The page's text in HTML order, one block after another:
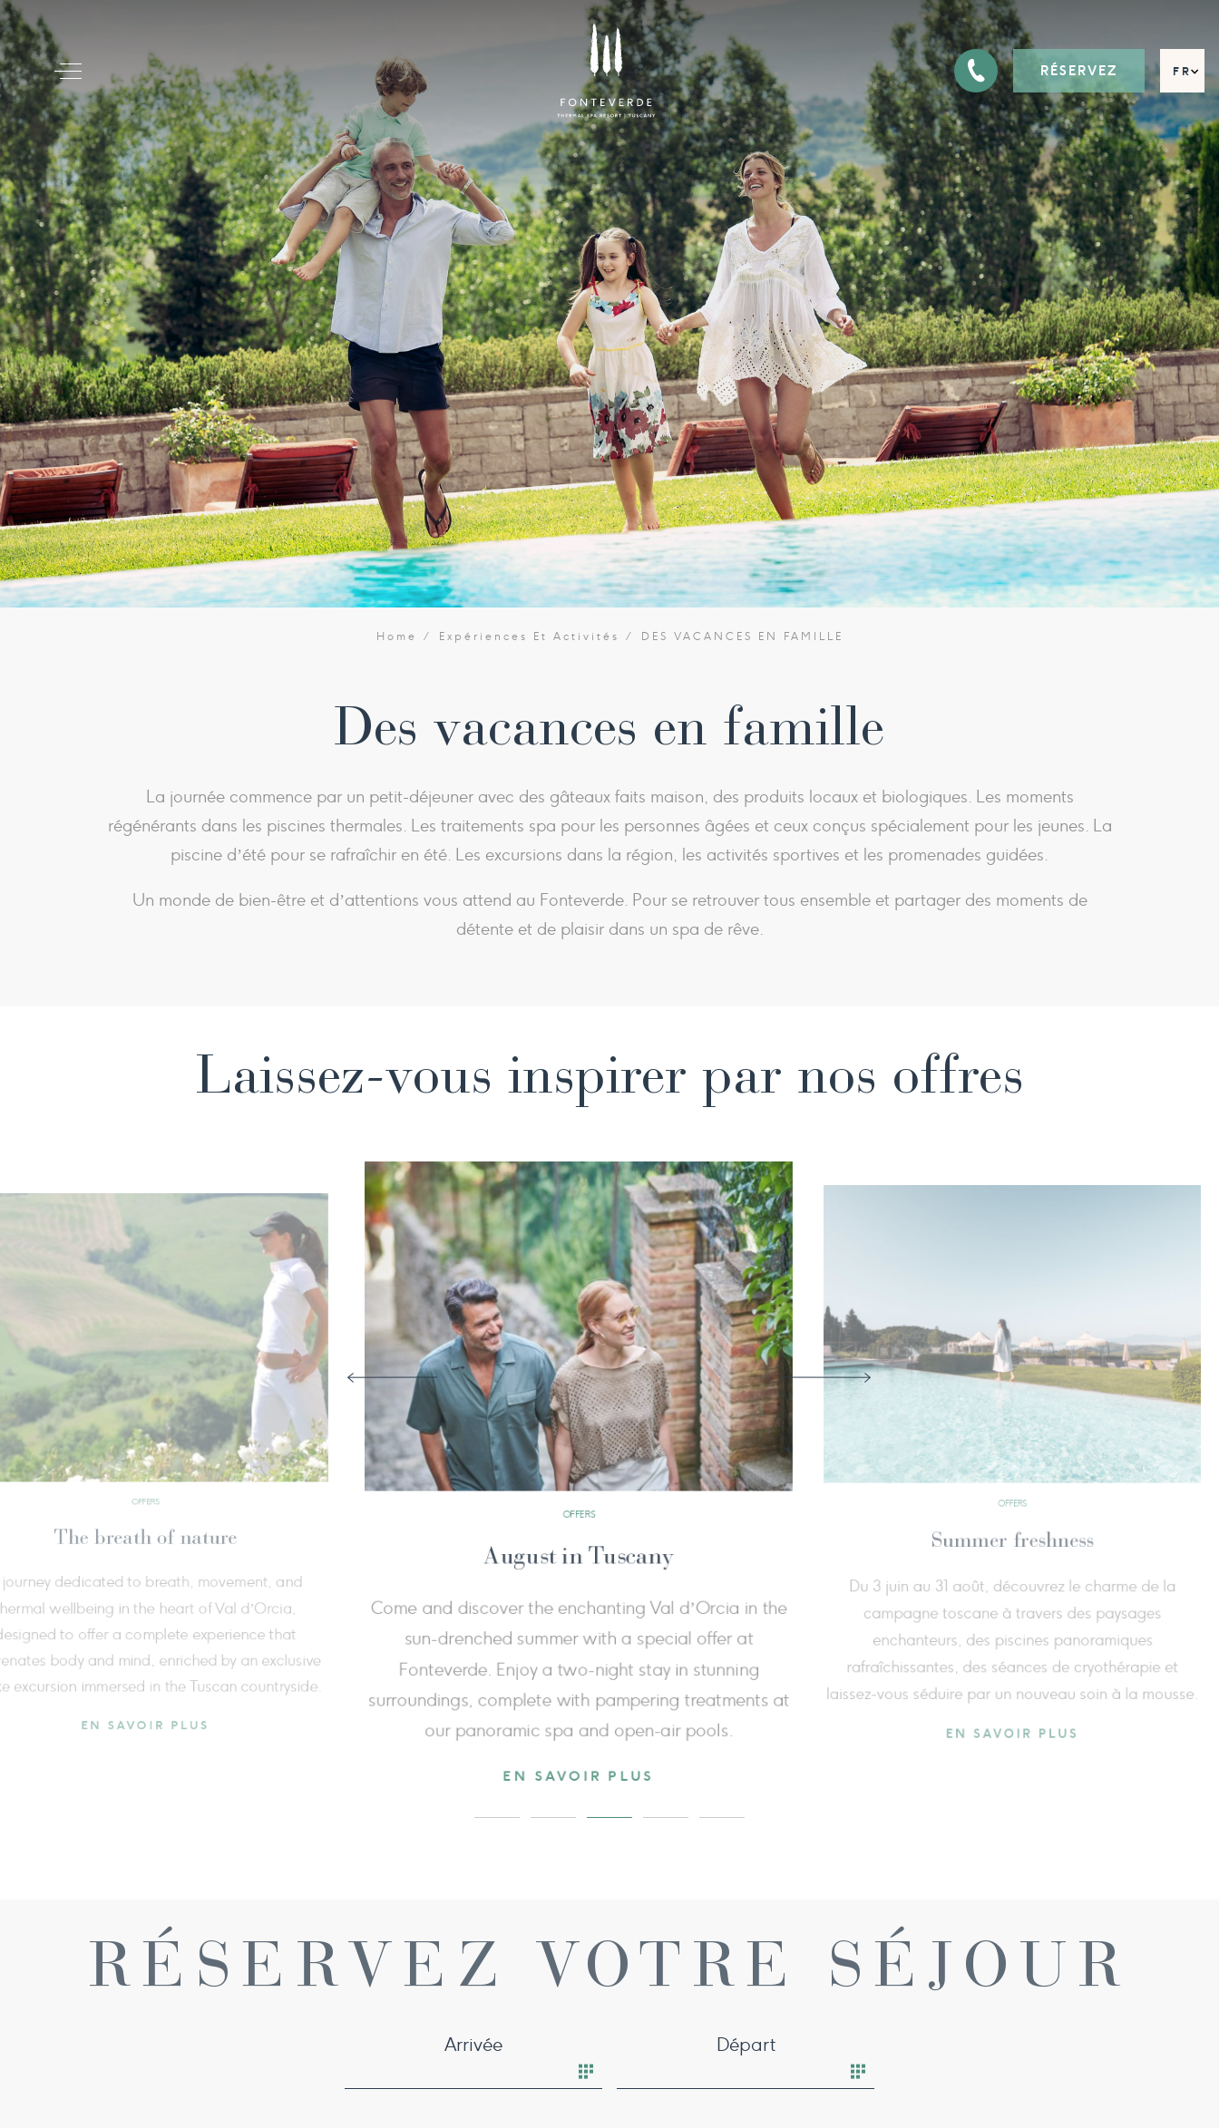
RÉSERVEZ
EN
FR
DE
IT
RU
Home Expériences Et Activités DES VACANCES EN FAMILLE
Des vacances en famille
La journée commence par un petit-déjeuner avec des gâteaux faits maison, des produits locaux et biologiques. Les moments
régénérants dans les piscines thermales. Les traitements spa pour les personnes âgées et ceux conçus spécialement pour les jeunes. La
piscine d’été pour se rafraîchir en été. Les excursions dans la région, les activités sportives et les promenades guidées.
Un monde de bien-être et d’attentions vous attend au Fonteverde. Pour se retrouver tous ensemble et partager des moments de
détente et de plaisir dans un spa de rêve.
Laissez-vous inspirer par nos offres
Summer freshness
31 août, découvrez le charme de la
toscane à travers des paysages
des piscines panoramiques
des séances de cryothérapie et
par un nouveau soin à la mousse.
EN SAVOIR PLUS
Your Wellness Calendar
journey spanning the whole year, to restore balance,
reducing stress and improving your daily quality of life.
EN SAVOIR PLUS
Stay 3 Nights Pay 2
Extend your wellness experience: book 3 nights for the
price of 2 and enjoy the third night free, giving you
more time to relax in the thermal baths and enjoy the
timeless beauty of Val d'Orcia.
EN SAVOIR PLUS
RÉSERVEZ VOTRE SÉJOUR
Arrivée Départ